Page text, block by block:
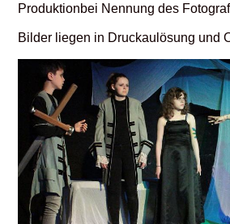
Produktionbei Nennung des
Bilder liegen in Druckaulösung und